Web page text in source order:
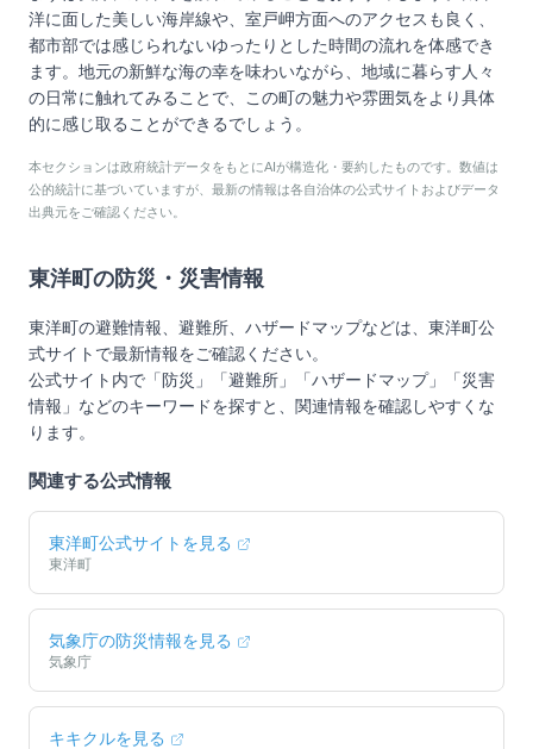
洋に面した美しい海岸線や、室戸岬方面へのアクセスも良く、
都市部では感じられないゆったりとした時間の流れを体感でき
ます。地元の新鮮な海の幸を味わいながら、地域に暮らす人々
の日常に触れてみることで、この町の魅力や雰囲気をより具体
的に感じ取ることができるでしょう。
本セクションは政府統計データをもとにAIが構造化・要約したものです。数値は
公的統計に基づいていますが、最新の情報は各自治体の公式サイトおよびデータ
出典元をご確認ください。
東洋町 の防災・災害情報
東洋町の避難情報、避難所、ハザードマップなどは、 東洋町公
式サイトで最新情報をご確認ください。
公式サイト内で「防災」「避難所」「ハザードマップ」「災害
情報」などのキーワードを探すと、関連情報を確認しやすくな
ります。
関連する公式情報
東洋町公式サイトを見る
東洋町
気象庁の防災情報を見る
気象庁
キキクルを見る